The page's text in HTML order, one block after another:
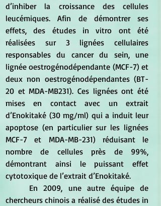
d’inhiber la croissance des cellules
leucémiques. Afin de démontrer ses
effets, des études in vitro ont été
réalisées sur 3 lignées cellulaires
responsables du cancer du sein, une
lignée oestrogénodépendante (MCF-7) et
deux non oestrogénodépendantes (BT-
20 et MDA-MB231). Ces lignées ont été
mises en contact avec un extrait
d’Enokitaké (30 mg/ml) qui a induit leur
apoptose (en particulier sur les lignées
MCF-7 et MDA-MB-231) réduisant le
nombre de cellules près de 99%,
démontrant ainsi le puissant effet
cytotoxique de l’extrait d’Enokitaké.
chercheurs chinois a réalisé des études in